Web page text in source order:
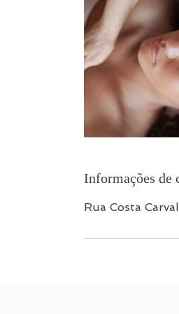
Informações de
Rua Costa